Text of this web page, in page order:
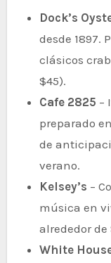
Dock’s
desde 1897.
clásicos
$45).
Cafe 2825 –
preparado
de
verano.
Kelsey’s –
música en
alrededor de
White